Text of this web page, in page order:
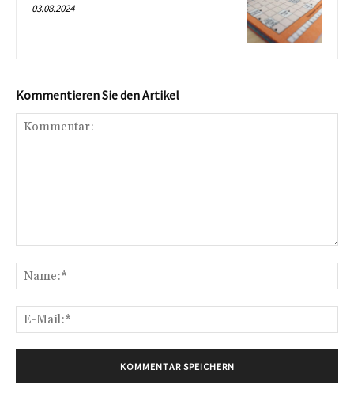
03.08.2024
Kommentieren Sie den Artikel